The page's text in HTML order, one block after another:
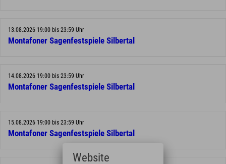
13.08.2026 19:00 bis 23:59 Uhr
Montafoner Sagenfestspiele Silbertal
14.08.2026 19:00 bis 23:59 Uhr
Montafoner Sagenfestspiele Silbertal
15.08.2026 19:00 bis 23:59 Uhr
Montafoner Sagenfestspiele Silbertal
Website